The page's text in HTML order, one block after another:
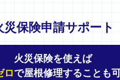
災保険申請サポート
火災保険を使えば
ロで屋根修理することも